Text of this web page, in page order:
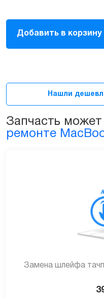
Шлейф
тачпада,
трекпад
MacBook
13ᐥ
2008-
Добавить в корзину
Нашли
Запчасть
ремонте
Замена шлейфа